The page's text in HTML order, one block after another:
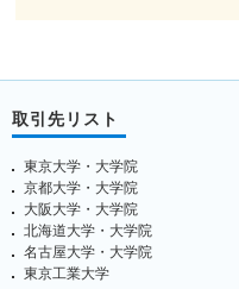
取引先リスト
東京大学・大学院
京都大学・大学院
大阪大学・大学院
北海道大学・大学院
名古屋大学・大学院
東京工業大学